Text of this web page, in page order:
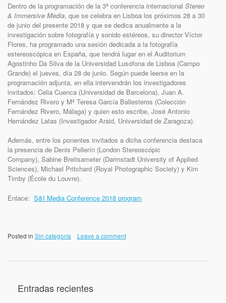
Dentro de la programación de la 3ª conferencia internacional Stereo
& Immersive Media, que se celebra en Lisboa los próximos 28 a 30
de junio del presente 2018 y que se dedica anualmente a la
investigación sobre fotografía y sonido estéreos, su director Víctor
Flores, ha programado una sesión dedicada a la fotografía
estereoscópica en España, que tendrá lugar en el Auditorium
Agostinho Da Silva de la Universidad Lusófona de Lisboa (Campo
Grande) el jueves, día 28 de junio. Según puede leerse en la
programación adjunta, en ella intervendrán los investigadores
invitados: Celia Cuenca (Universidad de Barcelona), Juan A.
Fernández Rivero y Mª Teresa García Ballesteros (Colección
Fernández Rivero, Málaga) y quien esto escribe, José Antonio
Hernández Latas (Investigador Araid, Universidad de Zaragoza).
Además, entre los ponentes invitados a dicha conferencia destaca
la presencia de Denis Pellerín (London Stereoscópic
Company), Sabine Breitsameter (Darmstadt University of Applied
Sciences), Michael Pritchard (Royal Photographic Society) y Kim
Timby (École du Louvre).
Enlace: S&I Media Conference 2018 program
Posted in Sin categoría Leave a comment
Entradas recientes